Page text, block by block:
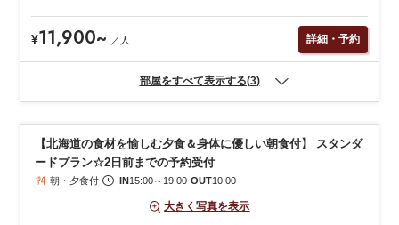
¥11,900~ ／ 人 詳細・予約
部屋をすべて表示する(3)
【北海道の食材を愉しむ夕食＆身体に優しい朝食付】 スタンダ
ードプラン☆2日前までの予約受付
朝・夕食付 IN15:00～ 19:00 OUT10:00
大きく写真を表示